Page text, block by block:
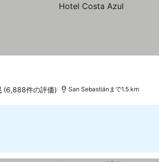
(6,888件の評価) San Sebastiánまで1.5 km